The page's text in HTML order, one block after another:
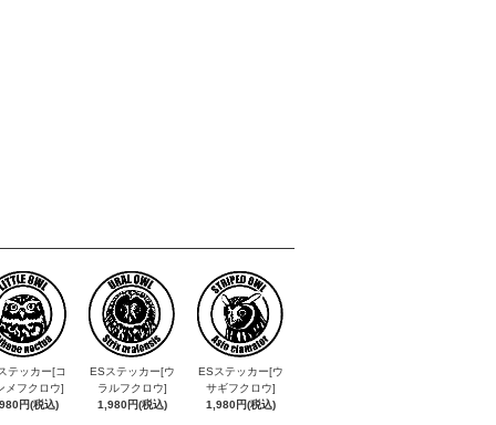
テッカー[コ
メフクロウ]
円(税込)
ESステッカー[ウ
ラルフクロウ]
1,980円(税込)
ESステッカー[ウ
サギフクロウ]
1,980円(税込)